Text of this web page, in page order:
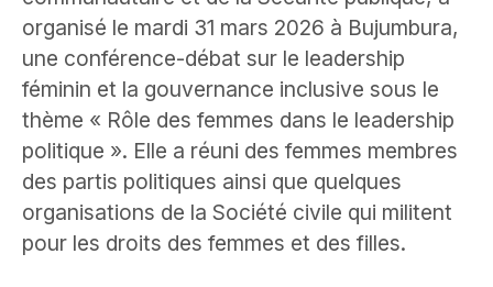
organisé le mardi 31 mars 2026 à Bujumbura,
une conférence-débat sur le leadership
féminin et la gouvernance inclusive sous le
thème « Rôle des femmes dans le leadership
politique ». Elle a réuni des femmes membres
des partis politiques ainsi que quelques
organisations de la Société civile qui militent
pour les droits des femmes et des filles.